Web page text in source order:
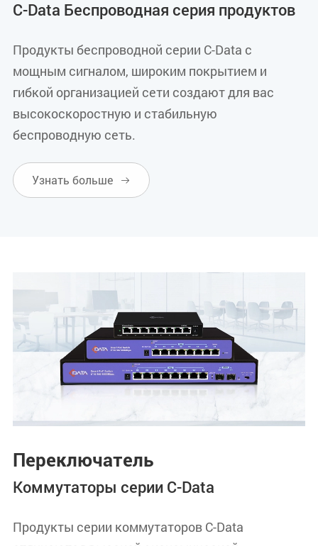
C-Data Беспроводная серия продуктов
Продукты беспроводной серии C-Data с
мощным сигналом, широким покрытием и
гибкой организацией сети создают для вас
высокоскоростную и стабильную
беспроводную сеть.
Узнать больше 
Переключатель
Коммутаторы серии C-Data
Продукты серии коммутаторов C-Data